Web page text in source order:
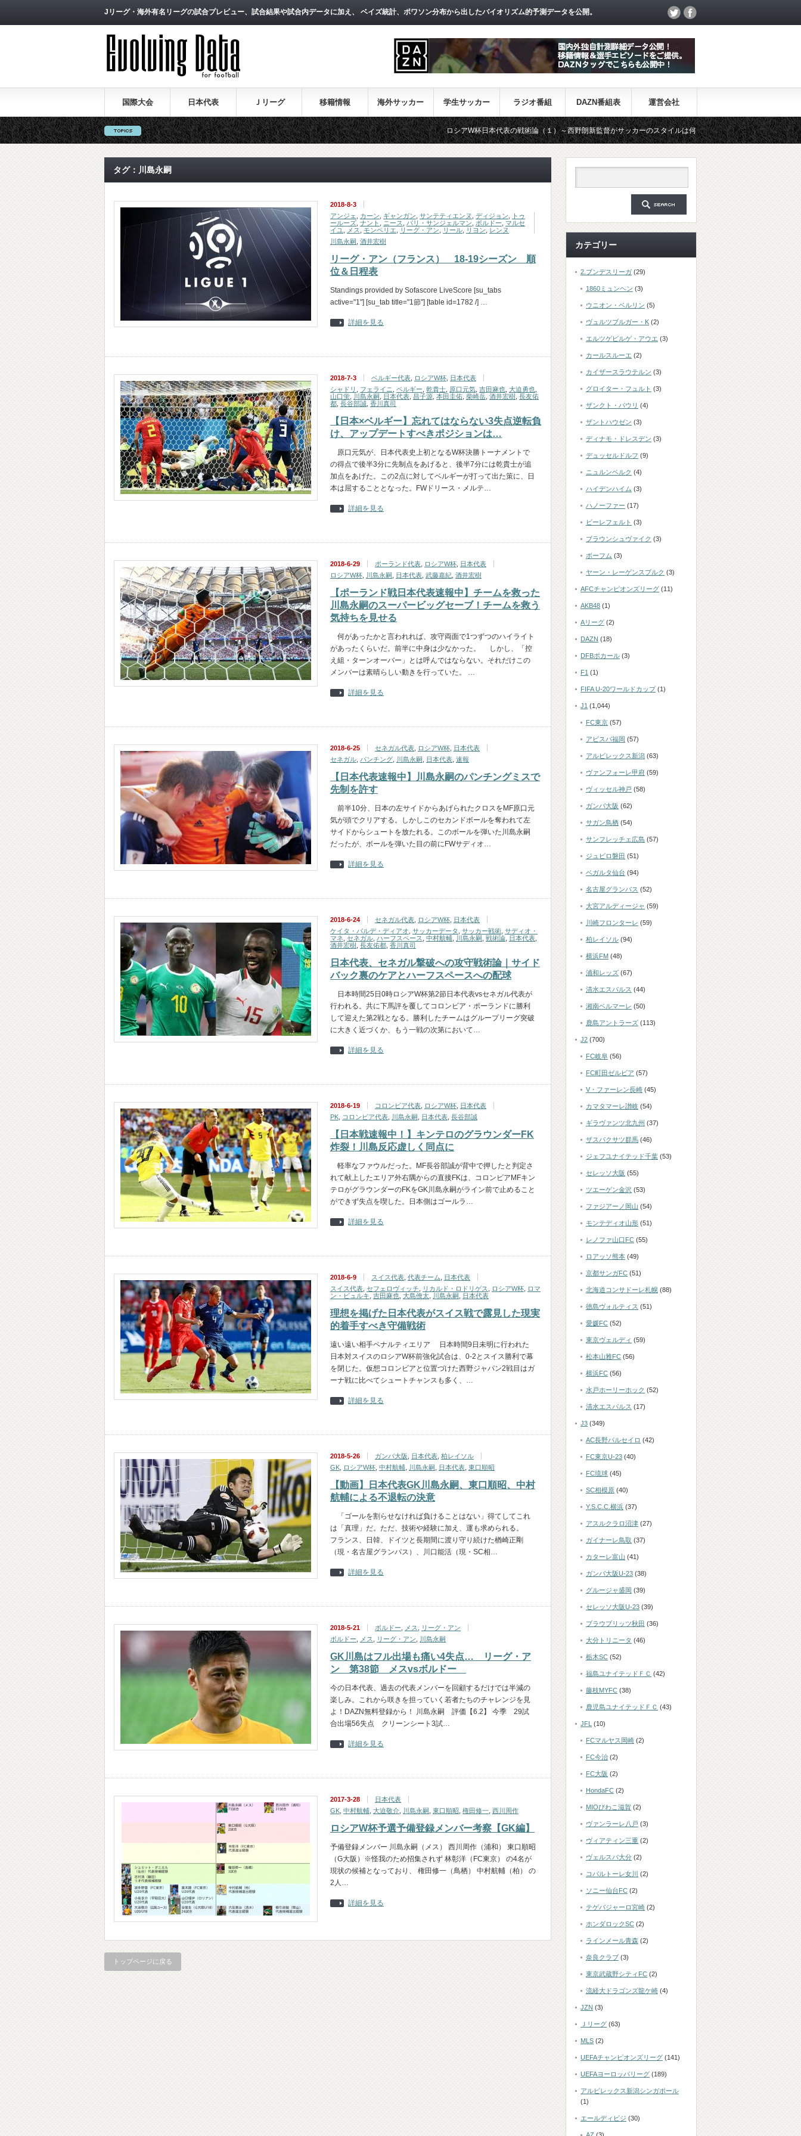
Jリーグ・海外有名リーグの試合プレビュー、試合結果や試合内データに加え、 ベイズ統計、ポワソン分布から出したバイオリズム的予測データを公開。
国際大会 日本代表 Ｊリーグ 移籍情報 海外サッカー 学生サッカー ラジオ番組 DAZN番組表 運営会社
ロシアW杯日本代表の戦術論（１）～西野朗新監督がサッカーのスタイルは何か～ 【一覧】J1・J2・J3リーグ「
タグ：川島永嗣
2018-8-3
アンジェ
カーン ギャンガン サンテティエンヌ ディジョン
トゥ
ールーズ ナント ニース パリ・サンジェルマン ボルドー
マルセ
イユ
メス モンペリエ リーグ・アン リール リヨン
レンヌ
川島永嗣
酒井宏樹
リーグ・アン（フランス） 18-19シーズン 順
位＆日程表
Standings provided by Sofascore LiveScore [su_tabs
active="1"] [su_tab title="1節"] [table id=1782 /] …
詳細を見る
2018-7-3 ベルギー代表 ロシアW杯 日本代表
シャドリ
フェライニ ベルギー 乾貴士 原口元気 吉田麻也 大迫勇也
山口蛍
川島永嗣 日本代表 昌子源 本田圭佑 柴崎岳 酒井宏樹 長友佑
都 長谷部誠 香川真司
【日本×ベルギー】忘れてはならない3失点逆転負
け、アップデートすべきポジションは…
原口元気が、日本代表史上初となるW杯決勝トーナメントで
の得点で後半3分に先制点をあげると、後半7分には乾貴士が追
加点をあげた。この2点に対してベルギーが打って出た策に、日
本は屈することとなった。FWドリース・メルテ…
詳細を見る
2018-6-29 ポーランド代表 ロシアW杯 日本代表
ロシアW杯
川島永嗣 日本代表 武藤嘉紀 酒井宏樹
【ポーランド戦日本代表速報中】チームを救った
川島永嗣のスーパービッグセーブ！チームを救う
気持ちを見せる
何があったかと言われれば、攻守両面で1つずつのハイライト
があったくらいだ。前半に中身は少なかった。 しかし、「控
え組・ターンオーバー」とは呼んではならない。それだけこの
メンバーは素晴らしい動きを行っていた。 …
詳細を見る
2018-6-25 セネガル代表 ロシアW杯 日本代表
セネガル パンチング 川島永嗣 日本代表 速報
【日本代表速報中】川島永嗣のパンチングミスで
先制を許す
前半10分、日本の左サイドからあげられたクロスをMF原口元
気が頭でクリアする。しかしこのセカンドボールを奪われて左
サイドからシュートを放たれる。このボールを弾いた川島永嗣
だったが、ボールを弾いた目の前にFWサディオ…
詳細を見る
2018-6-24 セネガル代表 ロシアW杯 日本代表
ケイタ・バルデ・ディアオ サッカーデータ サッカー戦術 サディオ・
マネ セネガル ハーフスペース 中村航輔 川島永嗣 戦術論 日本代表
酒井宏樹 長友佑都 香川真司
日本代表、セネガル撃破への攻守戦術論｜サイド
バック裏のケアとハーフスペースへの配球
日本時間25日0時ロシアW杯第2節日本代表vsセネガル代表が
行われる。共に下馬評を覆してコロンビア・ポーランドに勝利
して迎えた第2戦となる。勝利したチームはグループリーグ突破
に大きく近づくか、もう一戦の次第において…
詳細を見る
2018-6-19 コロンビア代表 ロシアW杯 日本代表
PK
コロンビア代表 川島永嗣 日本代表 長谷部誠
【日本戦速報中！】キンテロのグラウンダーFK
炸裂！川島反応虚しく同点に
軽率なファウルだった。MF長谷部誠が背中で押したと判定さ
れて献上したエリア外右隅からの直接FKは、コロンビアMFキン
テロがグラウンダーのFKをGK川島永嗣がライン前で止めること
ができず失点を喫した。日本側はゴールラ…
詳細を見る
2018-6-9 スイス代表 代表チーム
日本代表
スイス代表 セフェロヴィッチ リカルド・ロドリゲス ロシアW杯
ロマ
ン・ビュルキ 吉田麻也 大島僚太 川島永嗣 日本代表
理想を掲げた日本代表がスイス戦で露見した現実
的着手すべき守備戦術
遠い遠い相手ペナルティエリア 日本時間9日未明に行われた
日本対スイスのロシアW杯前強化試合は、0-2とスイス勝利で幕
を閉じた。仮想コロンビアと位置づけた西野ジャパン2戦目はガ
ーナ戦に比べてシュートチャンスも多く、…
詳細を見る
2018-5-26 ガンバ大阪 日本代表 柏レイソル
GK
ロシアW杯 中村航輔 川島永嗣 日本代表 東口順昭
【動画】日本代表GK川島永嗣、東口順昭、中村
航輔による不退転の決意
「ゴールを割らせなければ負けることはない」得てしてこれ
は「真理」だ。ただ、技術や経験に加え、運も求められる。
フランス、日韓、ドイツと長期間に渡り守り続けた楢崎正剛
（現・名古屋グランパス）、川口能活（現・SC相…
詳細を見る
2018-5-21 ボルドー メス
リーグ・アン
ボルドー
メス リーグ・アン 川島永嗣
GK川島はフル出場も痛い4失点… リーグ・ア
ン 第38節 メスvsボルドー
今の日本代表、過去の代表メンバーを回顧するだけでは半減の
楽しみ。これから咲きを担っていく若者たちのチャレンジを見
よ！DAZN無料登録から！ 川島永嗣 評価【6.2】 今季 29試
合出場56失点 クリーンシート3試…
詳細を見る
2017-3-28
日本代表
GK 中村航輔 大迫敬介 川島永嗣 東口順昭 権田修一 西川周作
ロシアW杯予選予備登録メンバー考察【GK編】
予備登録メンバー 川島永嗣（メス） 西川周作（浦和） 東口順昭
（G大阪）※怪我のため招集されず 林彰洋（FC東京） の4名が
現状の候補となっており、 権田修一（鳥栖） 中村航輔（柏） の
2人…
詳細を見る
トップページに戻る
カテゴリー
2.ブンデスリーガ (29)
1860ミュンヘン (3)
ウニオン・ベルリン (5)
ヴュルツブルガー・K (2)
エルツゲビルゲ・アウエ (3)
カールスルーエ (2)
カイザースラウテルン (3)
グロイター・フュルト (3)
ザンクト・パウリ (4)
ザントハウゼン (3)
ディナモ・ドレスデン (3)
デュッセルドルフ (9)
ニュルンベルク (4)
ハイデンハイム (3)
ハノーファー (17)
ビーレフェルト (3)
ブラウンシュヴァイク (3)
ボーフム (3)
ヤーン・レーゲンスブルク (3)
AFCチャンピオンズリーグ (11)
AKB48 (1)
Aリーグ (2)
DAZN (18)
DFBポカール (3)
F1 (1)
FIFA U-20ワールドカップ(1)
J1 (1,044)
FC東京 (57)
アビスパ福岡 (57)
アルビレックス新潟 (63)
ヴァンフォーレ甲府 (59)
ヴィッセル神戸 (58)
ガンバ大阪 (62)
サガン鳥栖 (54)
サンフレッチェ広島 (57)
ジュビロ磐田 (51)
ベガルタ仙台 (94)
名古屋グランパス (52)
大宮アルディージャ (59)
川崎フロンターレ (59)
柏レイソル (94)
横浜FM (48)
浦和レッズ (67)
清水エスパルス (44)
湘南ベルマーレ (50)
鹿島アントラーズ (113)
J2 (700)
FC岐阜 (56)
FC町田ゼルビア (57)
V・ファーレン長崎 (45)
カマタマーレ讃岐 (54)
ギラヴァンツ北九州 (37)
ザスパクサツ群馬 (46)
ジェフユナイテッド千葉 (53)
セレッソ大阪 (55)
ツエーゲン金沢 (53)
ファジアーノ岡山 (54)
モンテディオ山形 (51)
レノファ山口FC (55)
ロアッソ熊本 (49)
京都サンガFC (51)
北海道コンサドーレ札幌 (88)
徳島ヴォルティス (51)
愛媛FC (52)
東京ヴェルディ (59)
松本山雅FC (56)
横浜FC (56)
水戸ホーリーホック (52)
清水エスパルス (17)
J3 (349)
AC長野パルセイロ (42)
FC東京U-23 (40)
FC琉球 (45)
SC相模原 (40)
Y.S.C.C.横浜 (37)
アスルクラロ沼津 (27)
ガイナーレ鳥取 (37)
カターレ富山 (41)
ガンバ大阪U-23 (38)
グルージャ盛岡 (39)
セレッソ大阪U-23 (39)
ブラウブリッツ秋田 (36)
大分トリニータ (46)
栃木SC (52)
福島ユナイテッドＦＣ (42)
藤枝MYFC (38)
鹿児島ユナイテッドＦＣ (43)
JFL (10)
FCマルヤス岡崎 (2)
FC今治 (2)
FC大阪 (2)
HondaFC (2)
MIOびわこ滋賀 (2)
ヴァンラーレ八戸 (3)
ヴィアティン三重 (2)
ヴェルスパ大分 (2)
コバルトーレ女川 (2)
ソニー仙台FC (2)
テゲバジャーロ宮崎 (2)
ホンダロックSC (2)
ラインメール青森 (2)
奈良クラブ (3)
東京武蔵野シティFC (2)
流経大ドラゴンズ龍ケ崎 (4)
JZN (3)
Ｊリーグ (63)
MLS (2)
UEFAチャンピオンズリーグ (141)
UEFAヨーロッパリーグ (189)
アルビレックス新潟シンガポール
(1)
エールディビジ (30)